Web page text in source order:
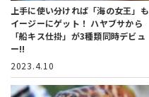
上手に使い分ければ「海の女王」も
イージーにゲット！ ハヤブサから
「船キス仕掛」が3種類同時デビュ
ー!!
2023.4.10